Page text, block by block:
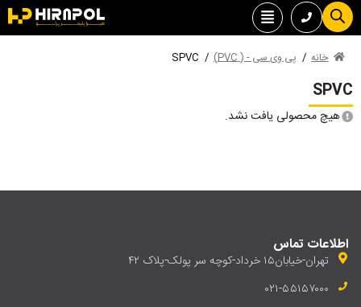
خانه / پی وی سی - ( PVC) /
SPVC
SPVC
هیچ محصولی یافت نشد.
اطلاعات تماس
تهران-خیابان۱۵ خرداد-کوچه سر پولک-پلاک ۴۲
۰۲۱-۵۵۱۵۷۰۰۰